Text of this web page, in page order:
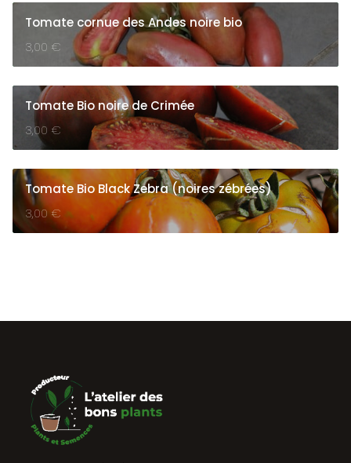
Tomate cornue des Andes noire bio
3,00 €
Tomate Bio noire de Crimée
3,00 €
Tomate Bio Black Zebra (noires zébrées)
3,00€